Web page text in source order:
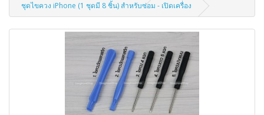
ชุดไขควง iPhone (1 ชุดมี 8 ชิ้น) สำหรับซ่อม - เปิดเครื่อง